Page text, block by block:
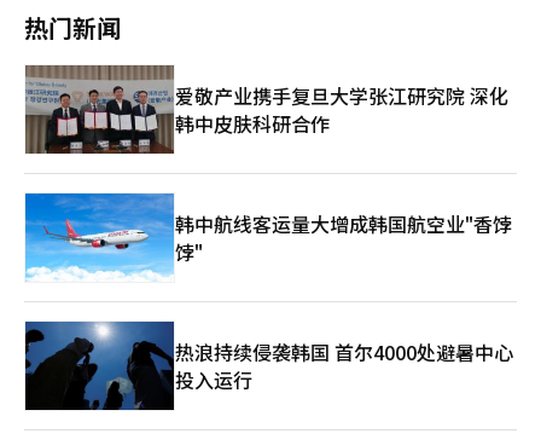
部视线，警方在周围巡逻以维护安全。部分球员在训练中似乎稍微
强淘汰赛。同日，墨尔本城FC（澳大利亚）与东京维尔迪（日
本）先行对阵，随后在19时，内故乡将与水原FC女子队进行南北
俱乐部的对决。决赛将于23日在同一地点举行。 冠军奖金为100万
美元（约合1亿4700万元人民币），亚军为50万美元。内故乡被视
为强有力的夺冠候选之一。※ 本报道经人工智能（AI）系统翻译与
编辑。
与水原FC女子队交锋。朝鲜代表团自2018年12月在仁川举行的国
际乒乓球联合会（ITTF）世界巡回赛总决赛以来，时隔7年5个月
再次访韩，而朝鲜女子足球队自2014年仁川亚运会以来，时隔12
年再次访问韩国。 统一部决定向民间应援团的应援费用等提供总
额约3亿韩元的南北合作基金支持。 根据统一部当天发布的“应援
相关参考资料”，由民族和解合作范围全国委员会等200多个民间
团体组织的“2026 AFC AWCL女子足球共同应援团”规模达到
3000余人。 统一部表示：“尊重民间团体的自主协商与讨论，并
在符合AFC规定的范围内，确保应援活动有序进行。”并公开
了“根据AFC规定的‘一般禁止携带物品’和‘禁止在场内表达政
治、宗教信息’等内容”。 统一部还表示，与民间团体沟通后，
共同应援团将在符合AFC规定的范围内，使用横幅、应援巾、应援
棒、双方俱乐部旗帜等应援工具。※ 本报道经人工智能（AI）系统
热门新闻
爱敬产业携手复旦大学张江研究院 深化
韩中皮肤科研合作
韩中航线客运量大增成韩国航空业"香饽
饽"
热浪持续侵袭韩国 首尔4000处避暑中心
投入运行